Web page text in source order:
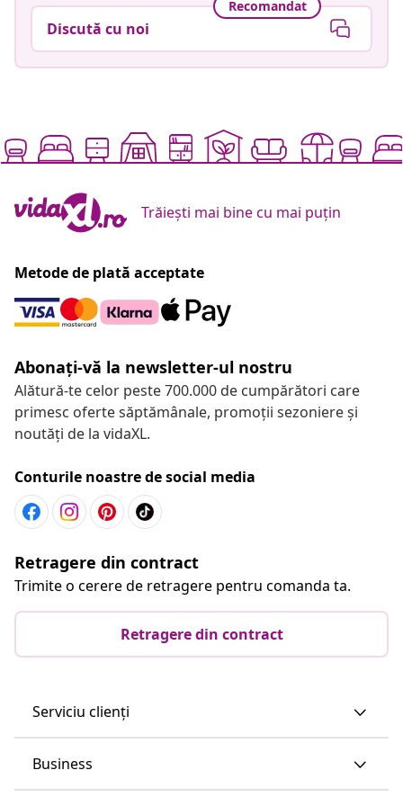
Recomandat
Discută cu noi
Trăiești mai bine cu mai puțin
Metode de plată acceptate
Abonați-vă la newsletter-ul nostru
Alătură-te celor peste 700.000 de cumpărători care
primesc oferte săptămânale, promoții sezoniere și
noutăți de la vidaXL.
Conturile noastre de social media
Retragere din contract
Trimite o cerere de retragere pentru comanda ta.
Retragere din contract
Serviciu clienți
Business